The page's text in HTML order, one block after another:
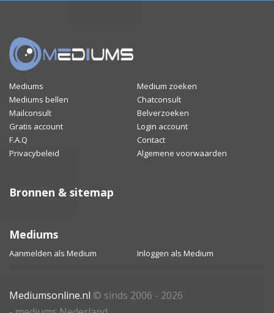
Mediums
Medium zoeken
Mediums bellen
Chatconsult
Mailconsult
Belverzoeken
Gratis account
Login account
F.A.Q
Contact
Privacybeleid
Algemene voorwaarden
Bronnen & sitemap
Mediums
Aanmelden als Medium Inloggen als Medium
Mediumsonline.nl © sinds 2006 - 2026